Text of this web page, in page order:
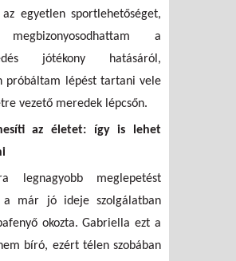
az egyetlen sportlehetőséget,
a
jótékony hatásáról,
próbáltam lépést tartani vele
vezető meredek lépcsőn.
az életet: így is lehet
legnagyobb meglepetést
a már jó ideje szolgálatban
okozta. Gabriella ezt a
bíró, ezért télen szobában